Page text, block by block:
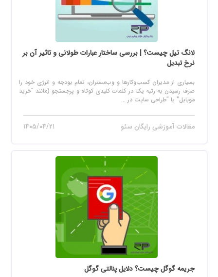
لانگ تیل چیست؟ | بررسی ساختار عبارات طولانی و تاثیر آن بر
نرخ تبدیل
بسیاری از مدیران کسب‌وکارها و وب‌مستران، تمام بودجه و انرژی خود را
صرف رسیدن به رتبه یک در کلمات کلیدی کوتاه و پرجستجو (مانند "خرید
موبایل" یا "طراحی سایت در ...
مقالات آموزشی رایگان سئو ۱۴۰۵/۰۴/۲۱
جریمه گوگل چیست؟ دلایل پنالتی گوگل